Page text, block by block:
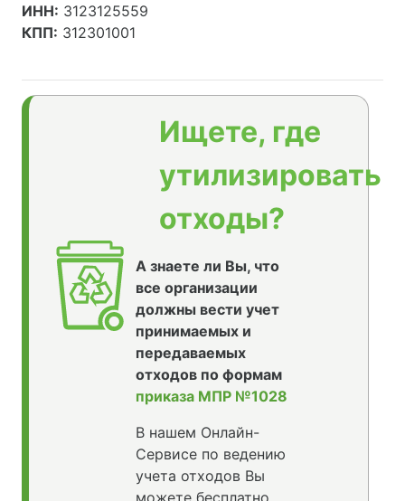
ИНН: 3123125559
КПП: 312301001
Ищете, где
утилизировать
отходы?
А знаете ли Вы, что
все организации
должны вести учет
принимаемых и
передаваемых
отходов по формам
приказа МПР №1028
В нашем Онлайн-
Сервисе по ведению
учета отходов Вы
можете бесплатно